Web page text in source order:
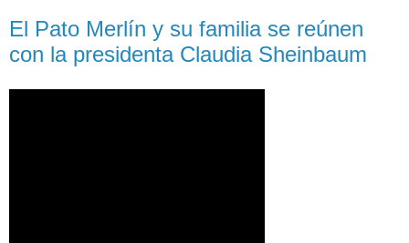
El Pato Merlín y su familia se reúnen
con la presidenta Claudia Sheinbaum